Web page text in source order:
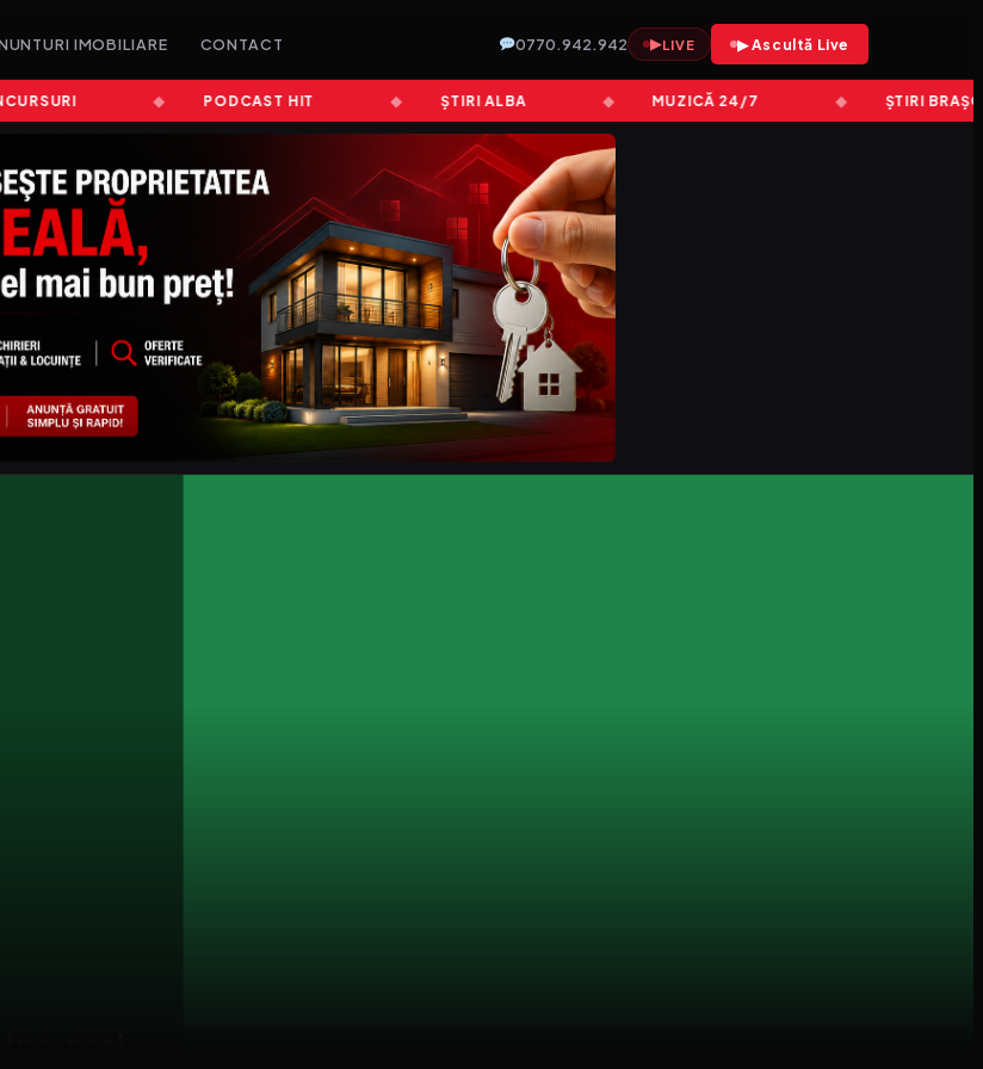
IMOBILIARE CONTACT 0770.942.942 ▶LIVE ▶ Ascultă Live
PODCAST HIT ȘTIRI ALBA MUZICĂ 24/7 ȘTIRI BRAȘOV